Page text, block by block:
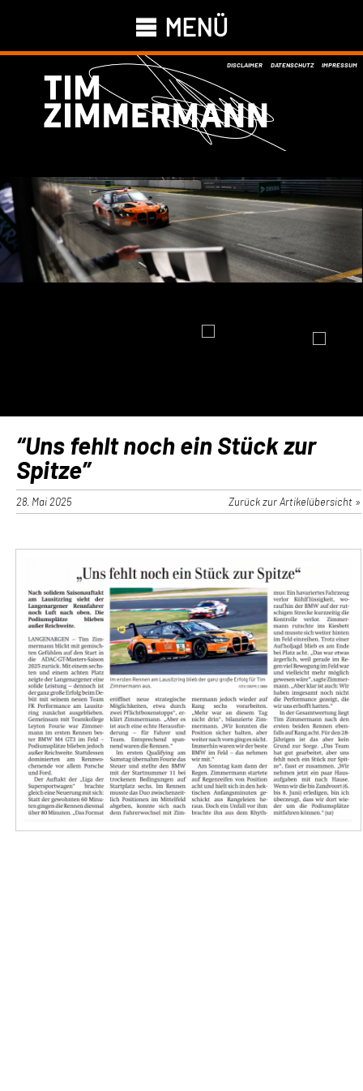
MENÜ
DISCLAIMER DATENSCHUTZ IMPRESSUM
“Uns fehlt noch ein Stück zur
Spitze”
28. Mai 2025 Zurück zur Artikelübersicht »